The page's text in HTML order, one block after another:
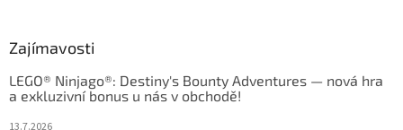
Zajímavosti
LEGO® Ninjago®: Destiny's Bounty Adventures — nová hra
a exkluzivní bonus u nás v obchodě!
13.7.2026